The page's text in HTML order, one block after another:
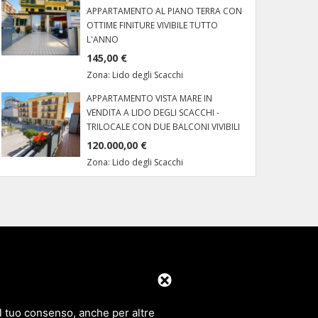
APPARTAMENTO AL PIANO TERRA CON
OTTIME FINITURE VIVIBILE TUTTO
L'ANNO
145,00 €
Zona: Lido degli Scacchi
APPARTAMENTO VISTA MARE IN
VENDITA A LIDO DEGLI SCACCHI -
TRILOCALE CON DUE BALCONI VIVIBILI
120.000,00 €
Zona: Lido degli Scacchi
e Scacchi
consenso, anche per altre